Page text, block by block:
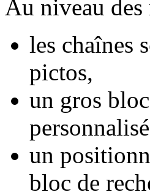
Au niveau des
les chaînes
pictos,
un gros
un
bloc de